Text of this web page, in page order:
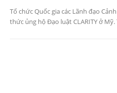
Tổ chức Quốc gia các Lãnh đạo
thức ủng hộ Đạo luật CLARITY ở Mỹ.